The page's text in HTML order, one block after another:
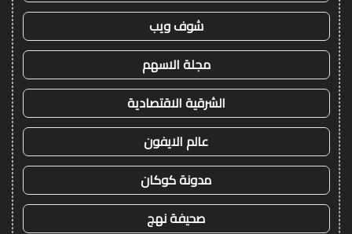
شوف ويب
مجلة الاسهم
الشرقية الاقتصادية
عالم الايفون
مدونة كوكان
صحيفة نهج